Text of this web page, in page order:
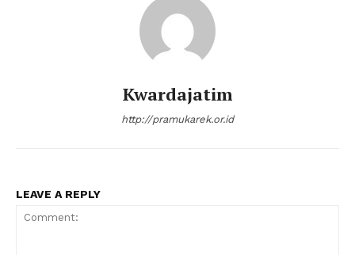
Kwardajatim
http://pramukarek.or.id
LEAVE A REPLY